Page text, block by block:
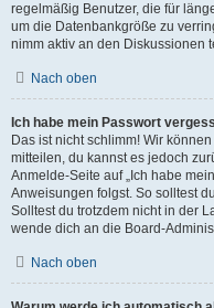
regelmäßig Benutzer, die für
um die Datenbankgröße zu
nimm aktiv an den Diskussionen
Nach oben
Ich habe mein Passwort
Das ist nicht schlimm! Wir
mitteilen, du kannst es jedoch
Anmelde-Seite auf „Ich habe
Anweisungen folgst. So solltest
Solltest du trotzdem nicht in der
wende dich an die Board-
Nach oben